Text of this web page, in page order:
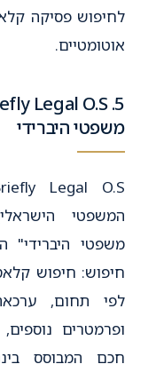
לחיפוש פסיקה
אוטומטיים.
משפטי היברידי
המשפטי
משפטי היברידי"
חיפוש: חיפוש
לפי תחום,
ופרמטרים
חכם המבוסס